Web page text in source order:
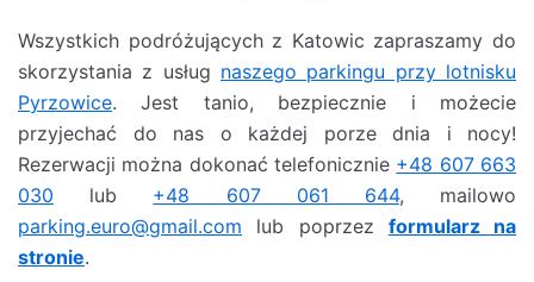
Wszystkich podróżujących z Katowic zapraszamy do
skorzystania z usług naszego parkingu przy lotnisku
Pyrzowice. Jest tanio, bezpiecznie i możecie
przyjechać do nas o każdej porze dnia i nocy!
Rezerwacji można dokonać telefonicznie +48 607 663
030 lub +48 607 061 644, mailowo
parking.euro@gmail.com lub poprzez formularz na
stronie.